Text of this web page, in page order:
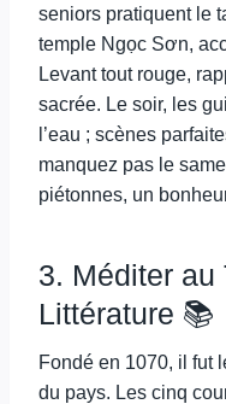
seniors pratiquent le
temple Ngọc Sơn,
Levant tout rouge,
sacrée. Le soir, les
l’eau ; scènes
manquez pas le
piétonnes, un
3. Méditer au
Littérature 📚
Fondé en 1070, il fut
du pays. Les cinq